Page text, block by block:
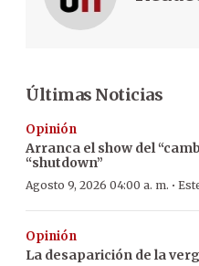
Últimas Noticias
Opinión
Arranca el show del
“shutdown”
Agosto 9, 2026 04:00 a. m. ·
Opinión
La desaparición de la